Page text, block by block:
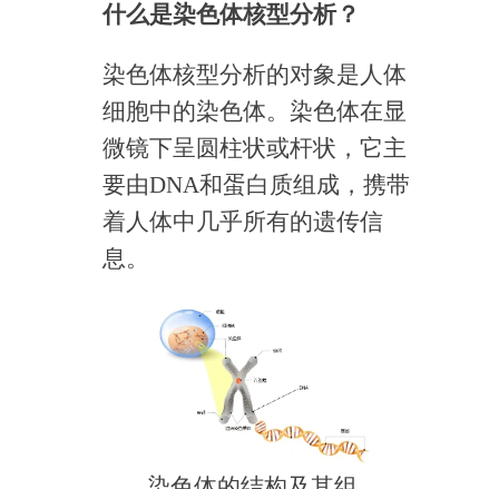
什么是染色体核型分析？
染色体核型分析的对象是人体
细胞中的染色体。染色体在显
微镜下呈圆柱状或杆状，它主
要由DNA和蛋白质组成，携带
着人体中几乎所有的遗传信
息。